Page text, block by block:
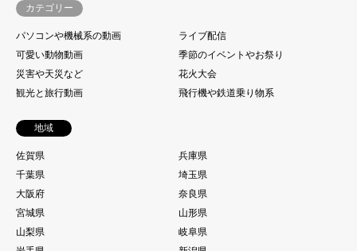
カテゴリー
パソコンや機械系の動画
ライブ配信
可愛い動物動画
季節のイベントやお祭り
災害や天災など
花火大会
観光と旅行動画
飛行機や鉄道乗り物系
地域
佐賀県
兵庫県
千葉県
埼玉県
大阪府
奈良県
宮城県
山形県
山梨県
岐阜県